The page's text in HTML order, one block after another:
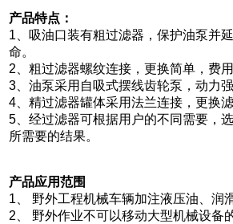
产品特点：
1、吸油口装有粗过滤器，保护油泵并
命。
2、粗过滤器螺纹连接，更换简单，费用
3、油泵采用自吸式摆线齿轮泵，动力强
4、精过滤器罐体采用法兰连接，更换滤
5、经过滤器可根据用户的不同需要，
所需要的结果。
产品应用范围
1、 野外工程机械车辆加注液压油、润
2、 野外作业不可以移动大型机械设备